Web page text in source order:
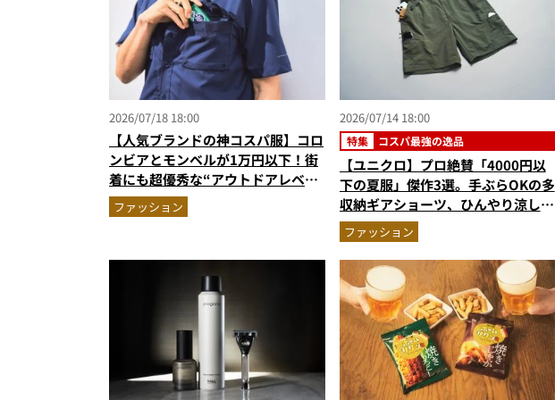
2026/07/18 18:00
【人気ブランドの神コスパ服】コロ
ンビアとモンベルが1万円以下！街
着にも超優秀な“アウトドアレベ
ル”の高機能ウエア2選を徹底解説
ファッション
2026/07/14 18:00
特集 コスパ最強の逸品
【ユニクロ】プロ絶賛「4000円以
下の夏服」傑作3選。手ぶらOKの多
収納ギアショーツ、ひんやり涼しい
パンツほか
ファッション